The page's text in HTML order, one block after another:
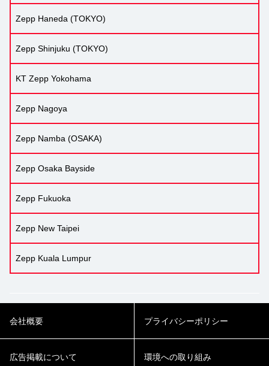
Zepp Haneda (TOKYO)
Zepp Shinjuku (TOKYO)
KT Zepp Yokohama
Zepp Nagoya
Zepp Namba (OSAKA)
Zepp Osaka Bayside
Zepp Fukuoka
Zepp New Taipei
Zepp Kuala Lumpur
会社概要 プライバシーポリシー
広告掲載について 環境への取り組み